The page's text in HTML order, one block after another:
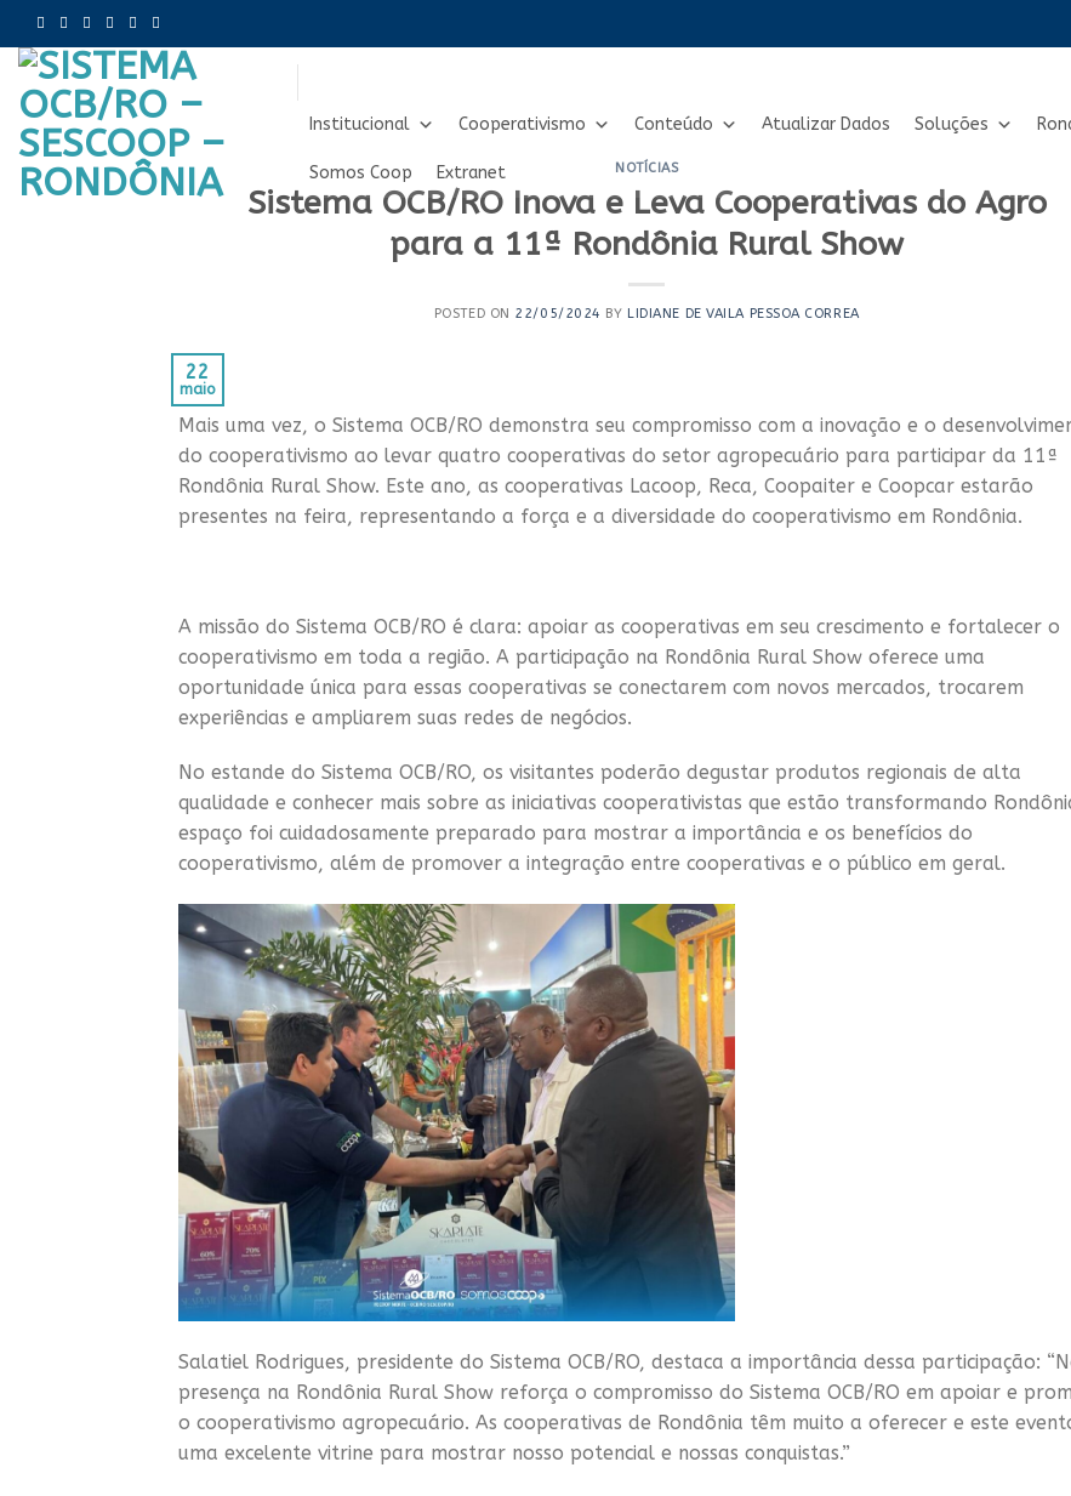
to
content
Institucional Cooperativismo Conteúdo Atualizar Dados Soluções
Somos Coop Extranet NOTÍCIAS
Sistema OCB/RO Inova e Leva Cooperativas do Agro
para a 11ª Rondônia Rural Show
POSTED ON 22/05/2024 BY LIDIANE DE VAILA PESSOA CORREA
22
maio
Mais uma vez, o Sistema OCB/RO demonstra seu compromisso com a inovação e o
do cooperativismo ao levar quatro cooperativas do setor agropecuário para participar da 11ª
Rondônia Rural Show. Este ano, as cooperativas Lacoop, Reca, Coopaiter e Coopcar estarão
presentes na feira, representando a força e a diversidade do cooperativismo em Rondônia.
A missão do Sistema OCB/RO é clara: apoiar as cooperativas em seu crescimento e fortalecer o
cooperativismo em toda a região. A participação na Rondônia Rural Show oferece uma
oportunidade única para essas cooperativas se conectarem com novos mercados, trocarem
experiências e ampliarem suas redes de negócios.
No estande do Sistema OCB/RO, os visitantes poderão degustar produtos regionais de alta
qualidade e conhecer mais sobre as iniciativas cooperativistas que estão transformando
espaço foi cuidadosamente preparado para mostrar a importância e os benefícios do
cooperativismo, além de promover a integração entre cooperativas e o público em geral.
Salatiel Rodrigues, presidente do Sistema OCB/RO, destaca a importância dessa participação:
presença na Rondônia Rural Show reforça o compromisso do Sistema OCB/RO em apoiar e
o cooperativismo agropecuário. As cooperativas de Rondônia têm muito a oferecer e este
uma excelente vitrine para mostrar nosso potencial e nossas conquistas.”